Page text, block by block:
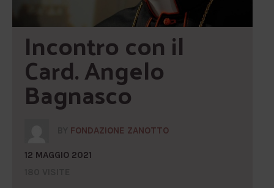
Incontro con il
Card. Angelo
Bagnasco
FONDAZIONE ZANOTTO
12 MAGGIO 2021